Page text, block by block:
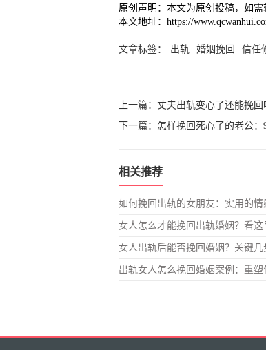
原创声明：本文为原创投稿，如需
本文地址：https://
文章标签： 出轨 婚姻挽回 信任
上一篇： 丈夫出轨变心了还能挽
下一篇： 怎样挽回死心了的老公
相关推荐
如何挽回出轨的女朋友：实用的情
女人怎么才能挽回出轨婚姻？看
女人出轨后能否挽回婚姻？关键
出轨女人怎么挽回婚姻案例：重塑